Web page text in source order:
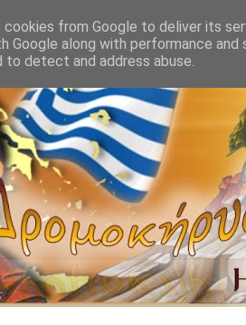
cookies from Google to deliver its
Google along with performance
to detect and address abuse.